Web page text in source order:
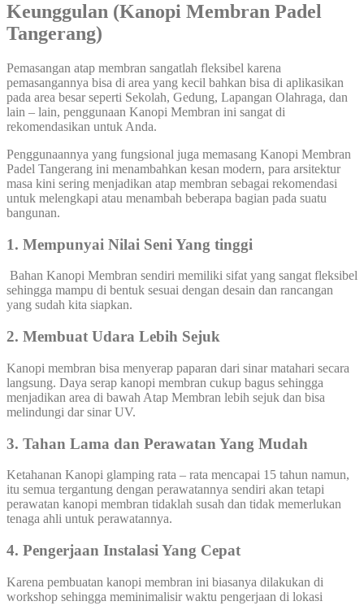
Keunggulan (Kanopi Membran Padel
Tangerang)
Pemasangan atap membran sangatlah fleksibel karena
pemasangannya bisa di area yang kecil bahkan bisa di aplikasikan
pada area besar seperti Sekolah, Gedung, Lapangan Olahraga, dan
lain – lain, penggunaan Kanopi Membran ini sangat di
rekomendasikan untuk Anda.
Penggunaannya yang fungsional juga memasang Kanopi Membran
Padel Tangerang ini menambahkan kesan modern, para arsitektur
masa kini sering menjadikan atap membran sebagai rekomendasi
untuk melengkapi atau menambah beberapa bagian pada suatu
bangunan.
1. Mempunyai Nilai Seni Yang tinggi
Bahan Kanopi Membran sendiri memiliki sifat yang sangat fleksibel
sehingga mampu di bentuk sesuai dengan desain dan rancangan
yang sudah kita siapkan.
2. Membuat Udara Lebih Sejuk
Kanopi membran bisa menyerap paparan dari sinar matahari secara
langsung. Daya serap kanopi membran cukup bagus sehingga
menjadikan area di bawah Atap Membran lebih sejuk dan bisa
melindungi dar sinar UV.
3. Tahan Lama dan Perawatan Yang Mudah
Ketahanan Kanopi glamping rata – rata mencapai 15 tahun namun,
itu semua tergantung dengan perawatannya sendiri akan tetapi
perawatan kanopi membran tidaklah susah dan tidak memerlukan
tenaga ahli untuk perawatannya.
4. Pengerjaan Instalasi Yang Cepat
Karena pembuatan kanopi membran ini biasanya dilakukan di
workshop sehingga meminimalisir waktu pengerjaan di lokasi